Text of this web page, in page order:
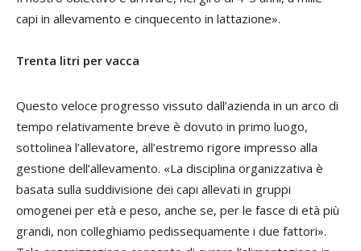
capi in allevamento e cinquecento in lattazione».
Trenta litri per vacca
Questo veloce progresso vissuto dall’azienda in un arco di
tempo relativamente breve è dovuto in primo luogo,
sottolinea l’allevatore, all’estremo rigore impresso alla
gestione dell’allevamento. «La disciplina organizzativa è
basata sulla suddivisione dei capi allevati in gruppi
omogenei per età e peso, anche se, per le fasce di età più
grandi, non colleghiamo pedissequamente i due fattori».